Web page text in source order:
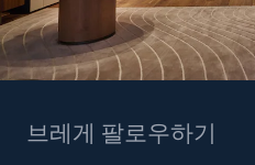
브레게 팔로우하기